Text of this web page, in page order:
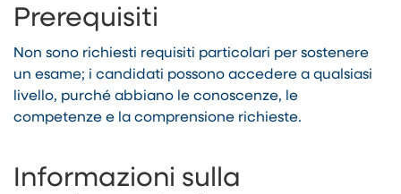
Prerequisiti
Non sono richiesti requisiti particolari per sostenere
un esame; i candidati possono accedere a qualsiasi
livello, purché abbiano le conoscenze, le
competenze e la comprensione richieste.
Informazioni sulla